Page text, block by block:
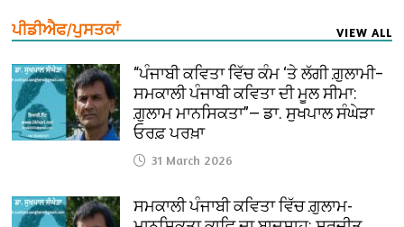
ਪੀਡੀਐਫ/ਪੁਸਤਕਾਂ VIEW ALL
“ਪੰਜਾਬੀ ਕਵਿਤਾ ਵਿੱਚ ਕੰਮ ‘ਤੇ ਲੱਗੀ ਗ਼ੁਲਾਮੀ–
ਸਮਕਾਲੀ ਪੰਜਾਬੀ ਕਵਿਤਾ ਦੀ ਮੂਲ ਸੀਮਾ:
ਗ਼ੁਲਾਮ ਮਾਨਸਿਕਤਾ”— ਡਾ. ਸੁਖਪਾਲ ਸੰਘੇੜਾ
ਓਰਫ਼ ਪਰਖ਼ਾ
31 March 2026
ਸਮਕਾਲੀ ਪੰਜਾਬੀ ਕਵਿਤਾ ਵਿੱਚ ਗ਼ੁਲਾਮ-